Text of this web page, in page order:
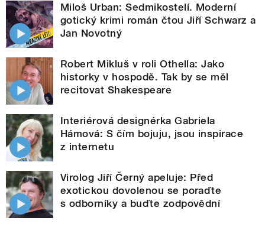
Miloš Urban: Sedmikostelí. Moderní
gotický krimi román čtou Jiří Schwarz a
Jan Novotný
Robert Mikluš v roli Othella: Jako
historky v hospodě. Tak by se měl
recitovat Shakespeare
Interiérová designérka Gabriela
Hámová: S čím bojuju, jsou inspirace
z internetu
Virolog Jiří Černý apeluje: Před
exotickou dovolenou se poraďte
s odborníky a buďte zodpovědní